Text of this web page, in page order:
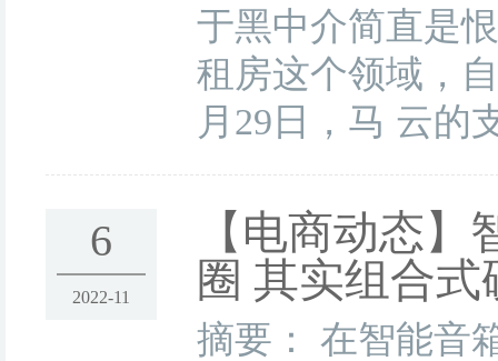
于黑中介简直是
租房这个领域，
月29日，马 云的
6
2022-11
【电商动态】
圈 其实组合
摘要： 在智能音